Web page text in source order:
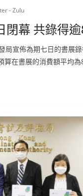
- Zulu
閉幕 共錄得
局宣佈為期七日的書展
算在書展的消費額平均